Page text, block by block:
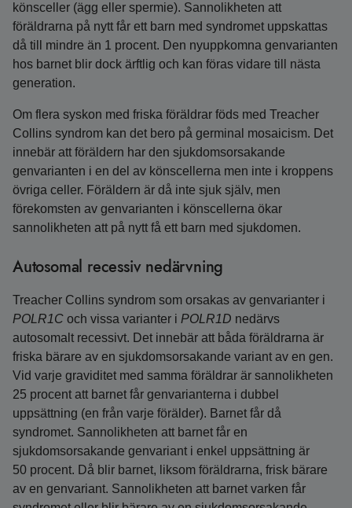
könsceller (ägg eller spermie). Sannolikheten att
föräldrarna på nytt får ett barn med syndromet uppskattas
då till mindre än 1 procent. Den nyuppkomna genvarianten
hos barnet blir dock ärftlig och kan föras vidare till nästa
generation.
Om flera syskon med friska föräldrar föds med Treacher
Collins syndrom kan det bero på germinal mosaicism. Det
innebär att föräldern har den sjukdomsorsakande
genvarianten i en del av könscellerna men inte i kroppens
övriga celler. Föräldern är då inte sjuk själv, men
förekomsten av genvarianten i könscellerna ökar
sannolikheten att på nytt få ett barn med sjukdomen.
Autosomal recessiv nedärvning
Treacher Collins syndrom som orsakas av genvarianter i
POLR1C och vissa varianter i POLR1D nedärvs
autosomalt recessivt. Det innebär att båda föräldrarna är
friska bärare av en sjukdomsorsakande variant av en gen.
Vid varje graviditet med samma föräldrar är sannolikheten
25 procent att barnet får genvarianterna i dubbel
uppsättning (en från varje förälder). Barnet får då
syndromet. Sannolikheten att barnet får en
sjukdomsorsakande genvariant i enkel uppsättning är
50 procent. Då blir barnet, liksom föräldrarna, frisk bärare
av en genvariant. Sannolikheten att barnet varken får